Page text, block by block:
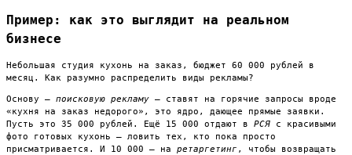
Пример: как это выглядит на реальном
бизнесе
Небольшая студия кухонь на заказ, бюджет 60 000 рублей в
месяц. Как разумно распределить виды рекламы?
Основу — поисковую рекламу — ставят на горячие запросы вроде
«кухня на заказ недорого», это ядро, дающее прямые заявки.
Пусть это 35 000 рублей. Ещё 15 000 отдают в РСЯ с красивыми
фото готовых кухонь — ловить тех, кто пока просто
присматривается. И 10 000 — на ретаргетинг , чтобы возвращать